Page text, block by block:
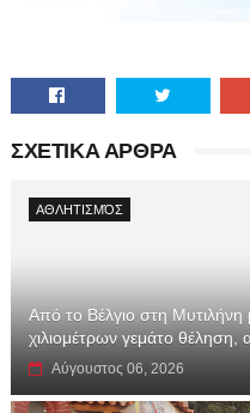
ΣΧΕΤΙΚΑ ΑΡΘΡΑ
ΑΘΛΗΤΙΣΜΌΣ
Από το Βέλγιο στη
χιλιομέτρων γεμάτο
Αύγουστος 06, 2026